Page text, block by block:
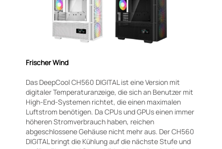
Frischer Wind
Das DeepCool CH560 DIGITAL ist eine Version mit
digitaler Temperaturanzeige, die sich an Benutzer mit
High-End-Systemen richtet, die einen maximalen
Luftstrom benötigen. Da CPUs und GPUs einen immer
höheren Stromverbrauch haben, reichen
abgeschlossene Gehäuse nicht mehr aus. Der CH560
DIGITAL bringt die Kühlung auf die nächste Stufe und